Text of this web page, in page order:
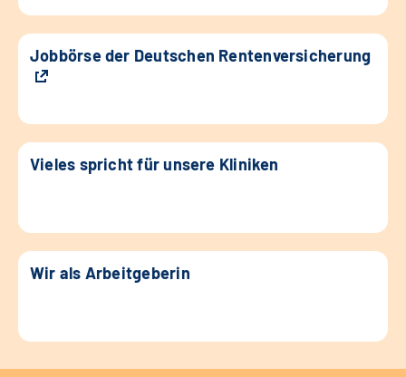
Jobbörse der Deutschen Rentenversicherung
Vieles spricht für unsere Kliniken
Wir als Arbeitgeberin